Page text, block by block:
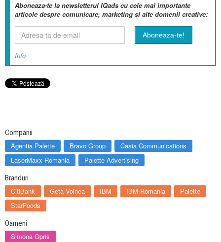
Aboneaza-te la newsletterul IQads cu cele mai importante
articole despre comunicare, marketing si alte domenii creative:
Info
Companii
Agentia Palette Bravo Group
Casia Communications
LaserMaxx Romania
Palette Advertising
Branduri
CitiBank Geta Voinea IBM IBM Romania
Palette
StarFoods
Oameni
Simona Opris